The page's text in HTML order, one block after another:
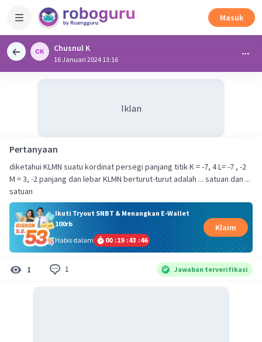
Masuk
Chusnul K
16 Januari 2024 13:16
Iklan
Pertanyaan
diketahui KLMN suatu kordinat persegi panjang titik K = -7, 4 L= -7 , -2
M = 3, -2 panjang dan lebar KLMN berturut-turut adalah ... satuan dan ...
satuan
Ikuti Tryout SNBT & Menangkan E-Wallet
100rb
Habis dalam
00 :19 :43 :46
Klaim
1 1 Jawaban terverifikasi